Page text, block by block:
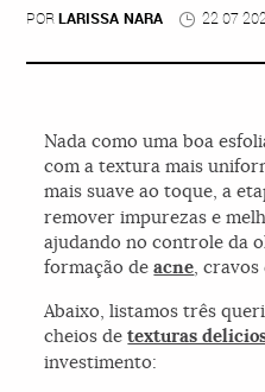
PORLARISSA NARA 22 07
Nada como uma boa
com a textura mais
mais suave ao toque, a
remover impurezas e
ajudando no controle da
formação deacne, cravos
Abaixo, listamos três
cheios detexturas
investimento: